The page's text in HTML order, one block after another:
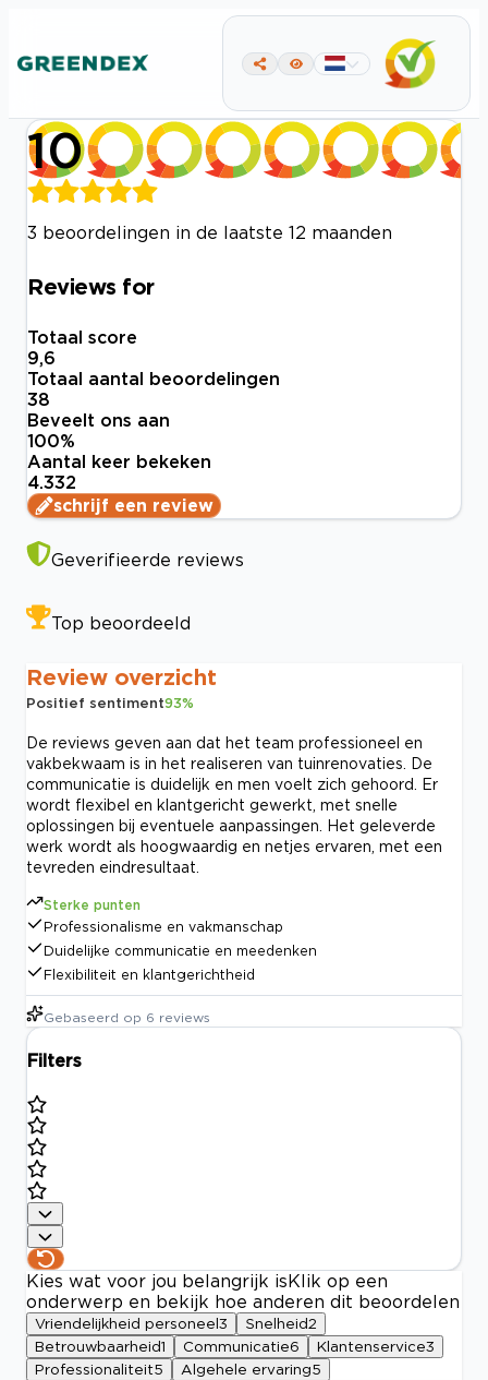
10
3 beoordelingen in de laatste 12 maanden
Reviews for
Totaal score
9,6
Totaal aantal beoordelingen
38
Beveelt ons aan
100%
Aantal keer bekeken
4.332
schrijf een review
Geverifieerde reviews
Top beoordeeld
Review overzicht
Positief sentiment93%
De reviews geven aan dat het team professioneel en
vakbekwaam is in het realiseren van tuinrenovaties. De
communicatie is duidelijk en men voelt zich gehoord. Er
wordt flexibel en klantgericht gewerkt, met snelle
oplossingen bij eventuele aanpassingen. Het geleverde
werk wordt als hoogwaardig en netjes ervaren, met een
tevreden eindresultaat.
Sterke punten
Professionalisme en vakmanschap
Duidelijke communicatie en meedenken
Flexibiliteit en klantgerichtheid
Gebaseerd op 6 reviews
Filters
Kies wat voor jou belangrijk is Klik op een
onderwerp en bekijk hoe anderen dit beoordelen
Vriendelijkheid personeel 3 Snelheid2
Betrouwbaarheid1 Communicatie6 Klantenservice3
Professionaliteit5 Algehele ervaring5